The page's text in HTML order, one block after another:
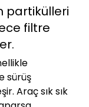
partikülleri
filtre
sürüş
Araç sık sık